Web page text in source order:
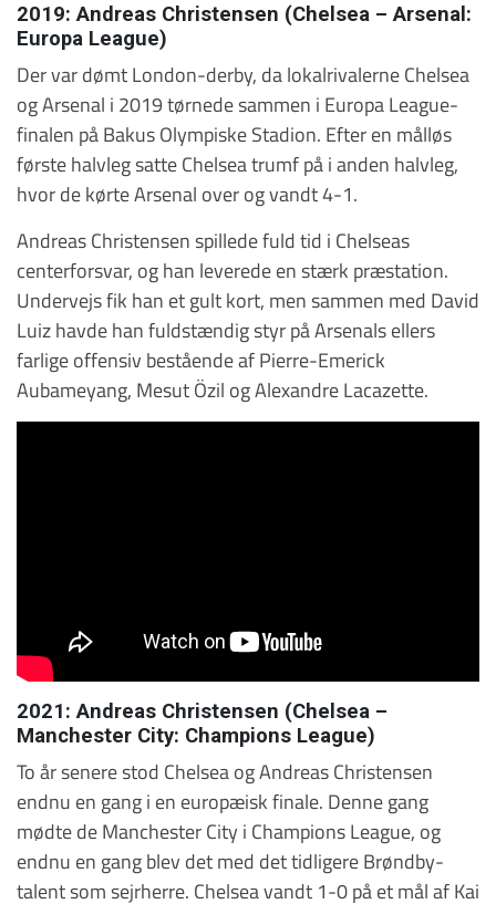
2019: Andreas Christensen (Chelsea – Arsenal:
Europa League)
Der var dømt London-derby, da lokalrivalerne Chelsea
og Arsenal i 2019 tørnede sammen i Europa League-
finalen på Bakus Olympiske Stadion. Efter en målløs
første halvleg satte Chelsea trumf på i anden halvleg,
hvor de kørte Arsenal over og vandt 4-1.
Andreas Christensen spillede fuld tid i Chelseas
centerforsvar, og han leverede en stærk præstation.
Undervejs fik han et gult kort, men sammen med David
Luiz havde han fuldstændig styr på Arsenals ellers
farlige offensiv bestående af Pierre-Emerick
Aubameyang, Mesut Özil og Alexandre Lacazette.
2021: Andreas Christensen (Chelsea –
Manchester City: Champions League)
To år senere stod Chelsea og Andreas Christensen
endnu en gang i en europæisk finale. Denne gang
mødte de Manchester City i Champions League, og
endnu en gang blev det med det tidligere Brøndby-
talent som sejrherre. Chelsea vandt 1-0 på et mål af Kai